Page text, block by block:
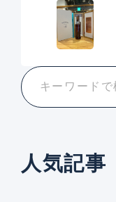
人気記事